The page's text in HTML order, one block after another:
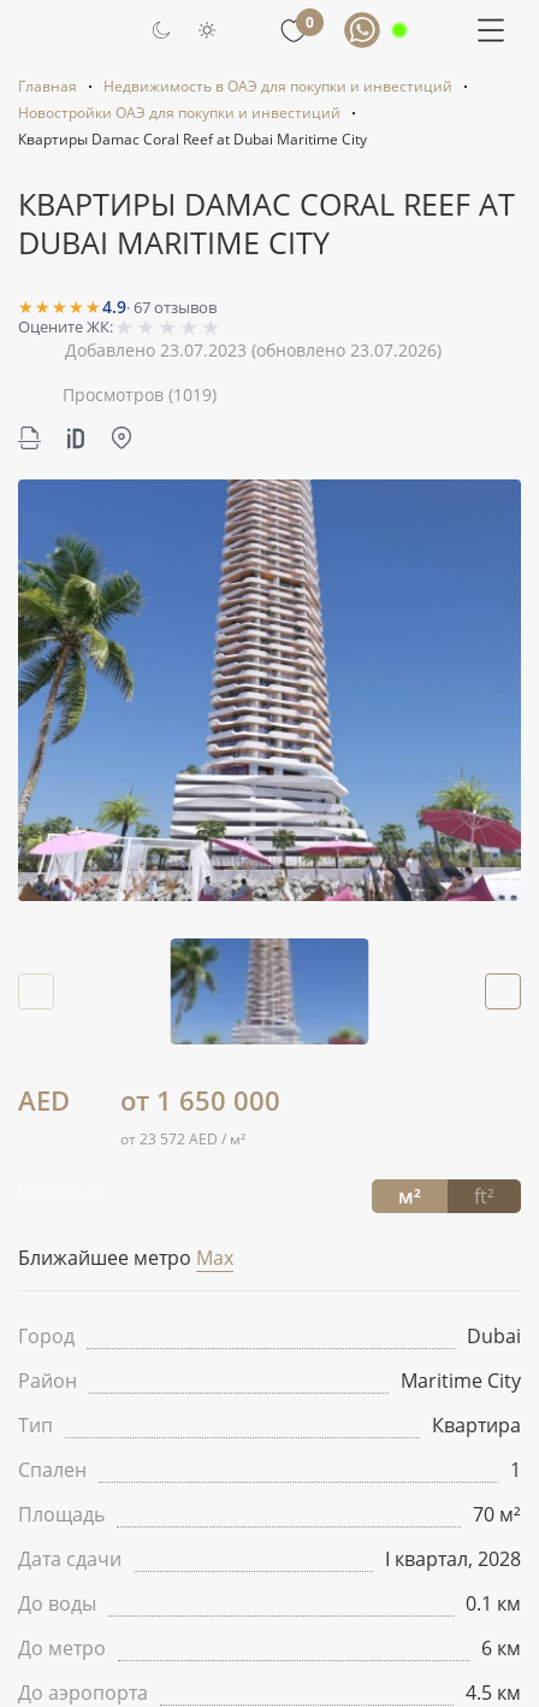
0
Главная
Недвижимость в ОАЭ для покупки и инвестиций
Новостройки ОАЭ для покупки и инвестиций
Квартиры Damac Coral Reef at Dubai Maritime City
КВАРТИРЫ DAMAC CORAL REEF AT
DUBAI MARITIME CITY
★★★★★4.9·67отзывов
Оцените ЖК:★ ★ ★ ★ ★
Добавлено 23.07.2023 (обновлено 23.07.2026)
Просмотров (1019)
AED от 1 650 000
от 23 572 AED / м²
м² ft²
Ближайшее метро Max
Город
Dubai
Район
Maritime City
Тип
Квартира
Спален
1
Площадь
70 м²
Дата сдачи
I квартал, 2028
До воды
0.1 км
До метро
6 км
До аэропорта
4.5 км